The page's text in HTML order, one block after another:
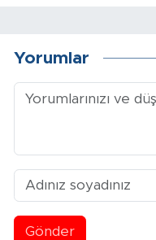
Yorumlar
Gönder